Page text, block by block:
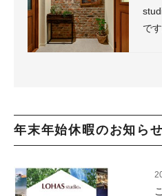
です
年末年始休暇のお知ら